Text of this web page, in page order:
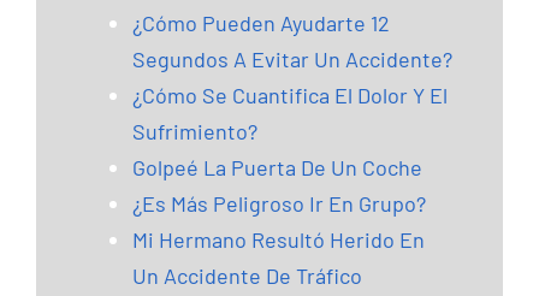
¿Cómo Pueden Ayudarte 12
Segundos A Evitar Un Accidente?
¿Cómo Se Cuantifica El Dolor Y El
Sufrimiento?
Golpeé La Puerta De Un Coche
¿Es Más Peligroso Ir En Grupo?
Mi Hermano Resultó Herido En
Un Accidente De Tráfico